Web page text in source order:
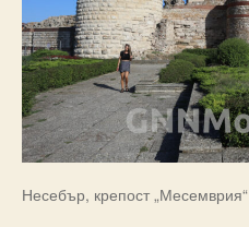
Несебър, крепост „Месемврия“